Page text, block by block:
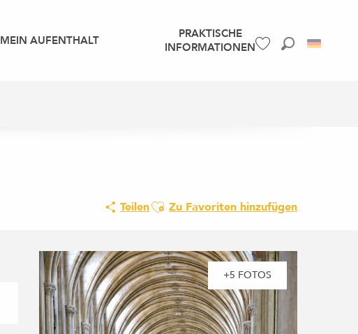
MEIN AUFENTHALT
PRAKTISCHE
INFORMATIONEN
TeilenAjouter aux favoris
Zu Favoriten hinzufügen
+5 FOTOS